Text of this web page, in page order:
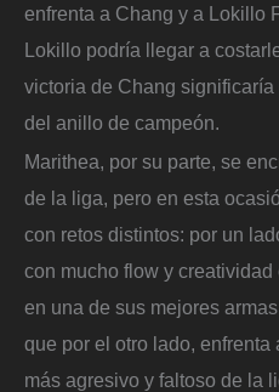
enfrenta a Chang y a Lokillo
Lokillo podría llegar a
victoria de Chang
del anillo de campeón.
Marithea, por su parte, se
de la liga, pero en esta
con retos distintos: por un
con mucho flow y
en una de sus mejores
que por el otro lado,
más agresivo y faltoso de la